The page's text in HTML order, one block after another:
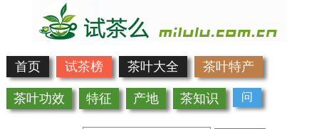
首页 试茶榜 茶叶大全 茶叶特产
茶叶功效 特征 产地 茶知识 问